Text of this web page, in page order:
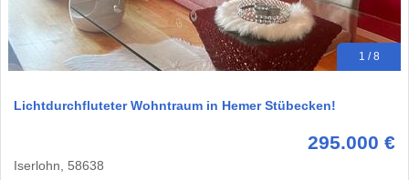
1 / 8
Lichtdurchfluteter Wohntraum in Hemer Stübecken!
295.000 €
Iserlohn, 58638